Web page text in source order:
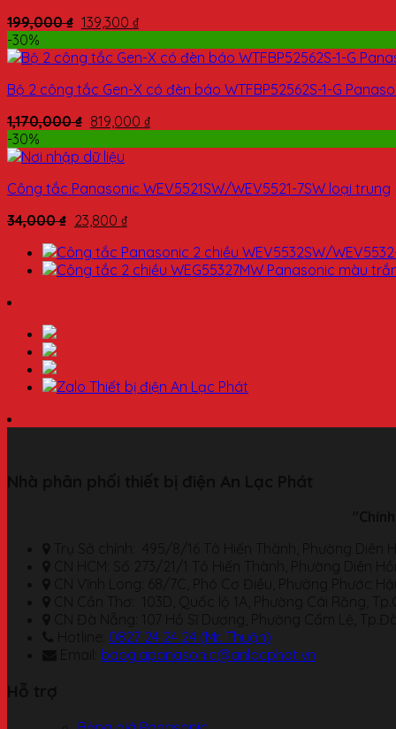
199,000₫ 139,300 ₫
-30%
Bộ 2 công tắc Gen-X có đèn báo WTFBP52562S-1-G
1,170,000₫ 819,000 ₫
-30%
Công tắc Panasonic WEV5521SW/WEV5521-7SW loại trung
34,000₫ 23,800 ₫
0827 24 24 24 (Mr. Thuận)
baogiapanasonic@anlacphat.vn